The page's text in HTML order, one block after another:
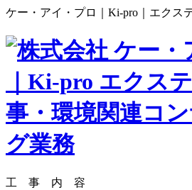
ケー・アイ・プロ｜Ki-pro｜エクス
工 事 内 容